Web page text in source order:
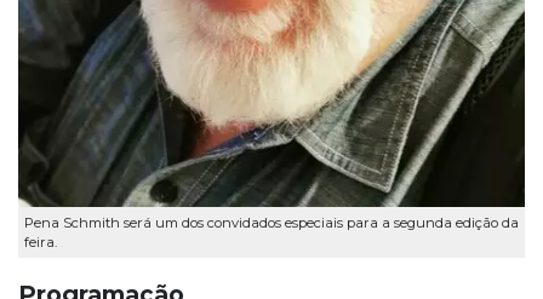
Pena Schmith será um dos convidados especiais para a segunda edição da
feira.